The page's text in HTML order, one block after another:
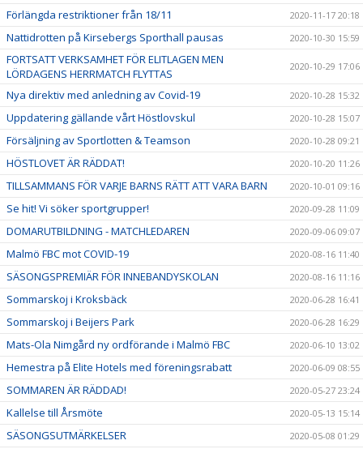
Förlängda restriktioner från 18/11 2020-11-17 20:18
Nattidrotten på Kirsebergs Sporthall pausas 2020-10-30 15:59
FORTSATT VERKSAMHET FÖR ELITLAGEN MEN
LÖRDAGENS HERRMATCH FLYTTAS
2020-10-29 17:06
Nya direktiv med anledning av Covid-19 2020-10-28 15:32
Uppdatering gällande vårt Höstlovskul 2020-10-28 15:07
Försäljning av Sportlotten & Teamson 2020-10-28 09:21
HÖSTLOVET ÄR RÄDDAT! 2020-10-20 11:26
TILLSAMMANS FÖR VARJE BARNS RÄTT ATT VARA BARN 2020-10-01 09:16
Se hit! Vi söker sportgrupper! 2020-09-28 11:09
DOMARUTBILDNING - MATCHLEDAREN 2020-09-06 09:07
Malmö FBC mot COVID-19 2020-08-16 11:40
SÄSONGSPREMIÄR FÖR INNEBANDYSKOLAN 2020-08-16 11:16
Sommarskoj i Kroksbäck 2020-06-28 16:41
Sommarskoj i Beijers Park 2020-06-28 16:29
Mats-Ola Nimgård ny ordförande i Malmö FBC 2020-06-10 13:02
Hemestra på Elite Hotels med föreningsrabatt 2020-06-09 08:55
SOMMAREN ÄR RÄDDAD! 2020-05-27 23:24
Kallelse till Årsmöte 2020-05-13 15:14
SÄSONGSUTMÄRKELSER 2020-05-08 01:29